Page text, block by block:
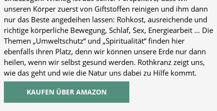
unseren Körper zuerst von Giftstoffen reinigen und ihm dann
nur das Beste angedeihen lassen: Rohkost, ausreichende und
richtige körperliche Bewegung, Schlaf, Sex, Energiearbeit … Die
Themen „Umweltschutz“ und „Spiritualität“ finden hier
ebenfalls ihren Platz, denn wir können unsere Erde nur dann
heilen, wenn wir selbst gesund werden. Rothkranz zeigt uns,
wie das geht und wie die Natur uns dabei zu Hilfe kommt.
KAUFEN ÜBER AMAZON